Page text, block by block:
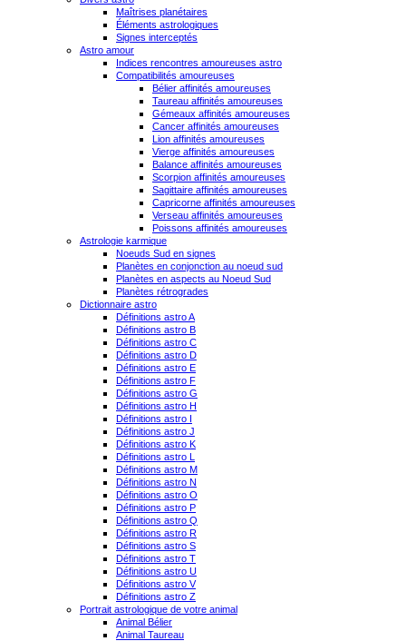
Maîtrises planétaires
Éléments astrologiques
Signes interceptés
Astro amour
Indices rencontres amoureuses astro
Compatibilités amoureuses
Bélier affinités amoureuses
Taureau affinités amoureuses
Gémeaux affinités amoureuses
Cancer affinités amoureuses
Lion affinités amoureuses
Vierge affinités amoureuses
Balance affinités amoureuses
Scorpion affinités amoureuses
Sagittaire affinités amoureuses
Capricorne affinités amoureuses
Verseau affinités amoureuses
Poissons affinités amoureuses
Astrologie karmique
Noeuds Sud en signes
Planètes en conjonction au noeud sud
Planètes en aspects au Noeud Sud
Planètes rétrogrades
Dictionnaire astro
Définitions astro A
Définitions astro B
Définitions astro C
Définitions astro D
Définitions astro E
Définitions astro F
Définitions astro G
Définitions astro H
Définitions astro I
Définitions astro J
Définitions astro K
Définitions astro L
Définitions astro M
Définitions astro N
Définitions astro O
Définitions astro P
Définitions astro Q
Définitions astro R
Définitions astro S
Définitions astro T
Définitions astro U
Définitions astro V
Définitions astro Z
Portrait astrologique de votre animal
Animal Bélier
Animal Taureau